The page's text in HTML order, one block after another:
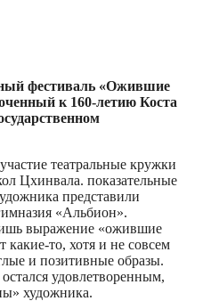
фестиваль «Ожившие
к 160-летию Коста
театральные кружки
Цхинвала. показательные
представили
«Альбион».
выражение «ожившие
то, хотя и не совсем
и позитивные образы.
удовлетворенным,
художника.